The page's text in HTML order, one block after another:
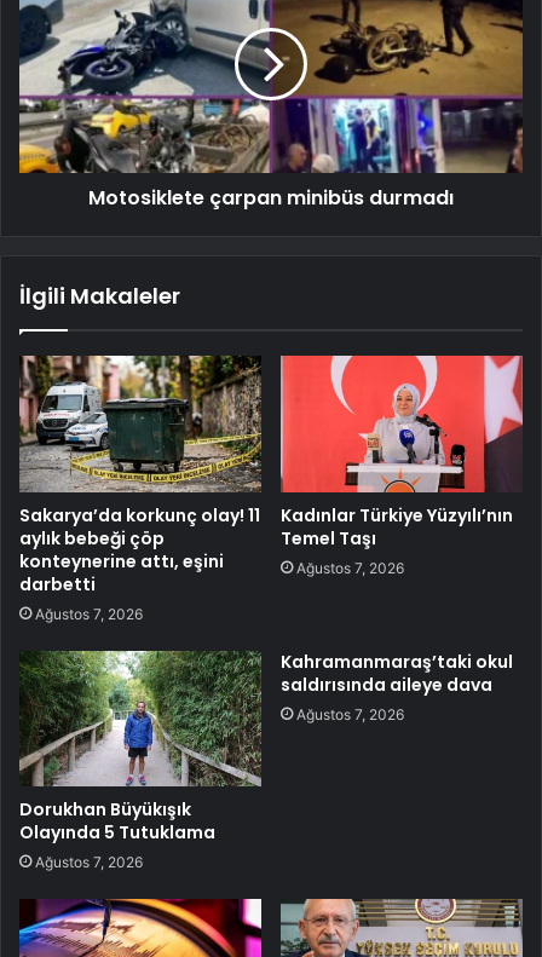
Motosiklete çarpan minibüs durmadı
İlgili Makaleler
Sakarya’da korkunç olay! 11
aylık bebeği çöp
konteynerine attı, eşini
darbetti
Ağustos 7, 2026
Kadınlar Türkiye Yüzyılı’nın
Temel Taşı
Ağustos 7, 2026
Dorukhan Büyükışık
Olayında 5 Tutuklama
Ağustos 7, 2026
Kahramanmaraş’taki okul
saldırısında aileye dava
Ağustos 7, 2026